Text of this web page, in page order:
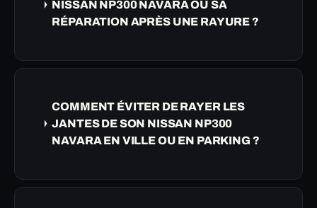
NISSAN NP300 NAVARA OU SA
RÉPARATION APRÈS UNE RAYURE ?
COMMENT ÉVITER DE RAYER LES
JANTES DE SON NISSAN NP300
NAVARA EN VILLE OU EN PARKING ?